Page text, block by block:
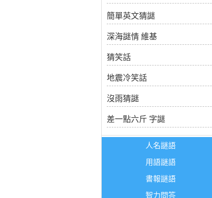
簡單英文猜謎
深海謎情 維基
猜笑話
地震冷笑話
沒雨猜謎
差一點六斤 字謎
人名謎語
用語謎語
書報謎語
智力問答